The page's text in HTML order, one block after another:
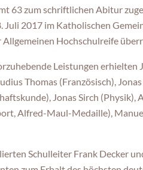
63 zum schriftlichen Abitur
2017 im Katholischen
Allgemeinen Hochschulreife
Leistungen erhielten
Thomas (Französisch),
Jonas Sirch
Alfred-Maul-Medaille),
Schulleiter Frank Decker